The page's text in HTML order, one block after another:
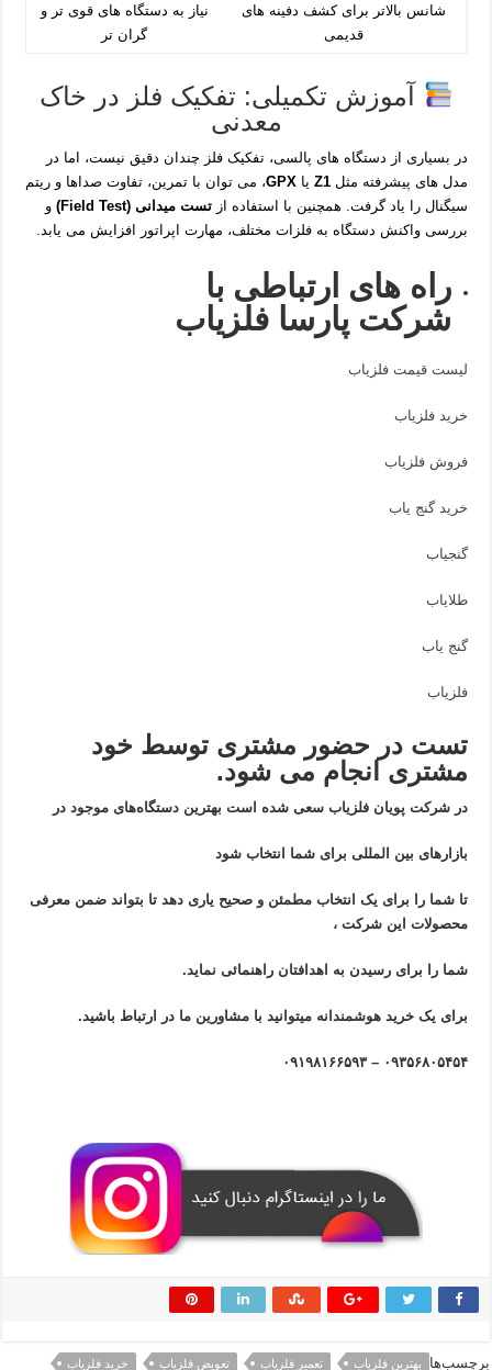
شانس بالاتر برای کشف دفینه‌ های
قدیمی
نیاز به دستگاه‌ های قوی‌ تر و
گران‌ تر
آموزش تکمیلی: تفکیک فلز در خاک
معدنی
در بسیاری از دستگاه‌ های پالسی، تفکیک فلز چندان دقیق نیست، اما در
مدل‌ های پیشرفته مثلZ1 یاGPX، می‌ توان با تمرین، تفاوت صداها و ریتم
سیگنال را یاد گرفت. همچنین با استفاده ازتست میدانی (Field Test)
و
بررسی واکنش دستگاه به فلزات مختلف، مهارت اپراتور افزایش می‌ یابد.
راه های ارتباطی با
شرکت پارسا فلزیاب
لیست قیمت فلزیاب
خرید فلزیاب
فروش فلزیاب
خرید گنج یاب
گنجیاب
طلایاب
گنج یاب
فلزیاب
تست در حضور مشتری توسط خود
مشتری انجام می شود.
در شرکت پویان فلزیاب سعی شده است بهترین دستگاه‌های موجود در
بازار‌های بین المللی برای شما انتخاب شود
تا شما را برای یک انتخاب مطمئن و صحیح یاری دهد تا بتواند ضمن معرفی
محصولات این شرکت ،
شما را برای رسیدن به اهدافتان راهنمائی نماید.
برای یک خرید هوشمندانه میتوانید با مشاورین ما در ارتباط باشید.
۰۹۳۵۶۸۰۵۴۵۴ – ۰۹۱۹۸۱۶۶۵۹۳
برچسب‌ها بهترین فلزیاب تعمیر فلزیاب تعویض فلزیاب خرید فلزیاب